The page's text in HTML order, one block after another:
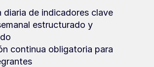
diaria de indicadores clave
estructurado y
continua obligatoria para